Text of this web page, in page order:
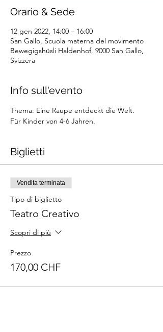
Orario & Sede
12 gen 2022, 14:00 – 16:00
San Gallo, Scuola materna del movimento
Bewegigshüsli Haldenhof, 9000 San Gallo,
Svizzera
Info sull'evento
Thema: Eine Raupe entdeckt die Welt.
Für Kinder von 4-6 Jahren.
Biglietti
Vendita terminata
Tipo di biglietto
Teatro Creativo
Scopri di più
Prezzo
170,00 CHF